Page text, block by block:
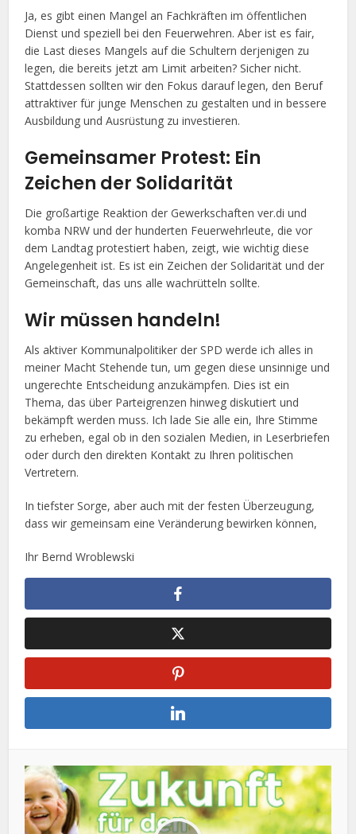
Ja, es gibt einen Mangel an Fachkräften im öffentlichen
Dienst und speziell bei den Feuerwehren. Aber ist es fair,
die Last dieses Mangels auf die Schultern derjenigen zu
legen, die bereits jetzt am Limit arbeiten? Sicher nicht.
Stattdessen sollten wir den Fokus darauf legen, den Beruf
attraktiver für junge Menschen zu gestalten und in bessere
Ausbildung und Ausrüstung zu investieren.
Gemeinsamer Protest: Ein
Zeichen der Solidarität
Die großartige Reaktion der Gewerkschaften ver.di und
komba NRW und der hunderten Feuerwehrleute, die vor
dem Landtag protestiert haben, zeigt, wie wichtig diese
Angelegenheit ist. Es ist ein Zeichen der Solidarität und der
Gemeinschaft, das uns alle wachrütteln sollte.
Wir müssen handeln!
Als aktiver Kommunalpolitiker der SPD werde ich alles in
meiner Macht Stehende tun, um gegen diese unsinnige und
ungerechte Entscheidung anzukämpfen. Dies ist ein
Thema, das über Parteigrenzen hinweg diskutiert und
bekämpft werden muss. Ich lade Sie alle ein, Ihre Stimme
zu erheben, egal ob in den sozialen Medien, in Leserbriefen
oder durch den direkten Kontakt zu Ihren politischen
Vertretern.
In tiefster Sorge, aber auch mit der festen Überzeugung,
dass wir gemeinsam eine Veränderung bewirken können,
Ihr Bernd Wroblewski